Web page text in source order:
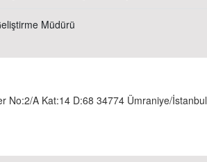
Müdürü
No:2/A Kat:14 D:68 34774 Ümraniye/İstanbul